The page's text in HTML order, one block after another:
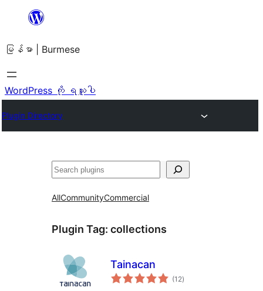
အကြောင်းအရာ
ကျော်သွား
ရန်
မြန်မာ | Burmese
WordPress ကို ရယူပါ
Plugin Directory
ရှာ
AllCommunityCommercial
Plugin Tag: collections
Tainacan
(12total
ratings
)